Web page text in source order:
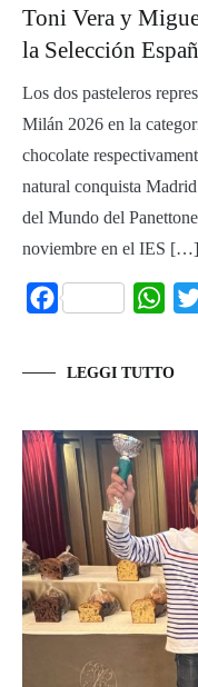
Toni Vera y
la Selección
Los dos pasteleros
Milán 2026 en la
chocolate
natural conquista
del Mundo del
noviembre en el IES […]
Facebook
LEGGI TUTTO